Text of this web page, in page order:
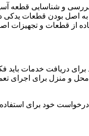
و شناسایی قطعه
اصل بودن قطعات یدکی
از قطعات و تجهیزات
دریافت خدمات باید
محل و منزل برای
درخواست خود برای